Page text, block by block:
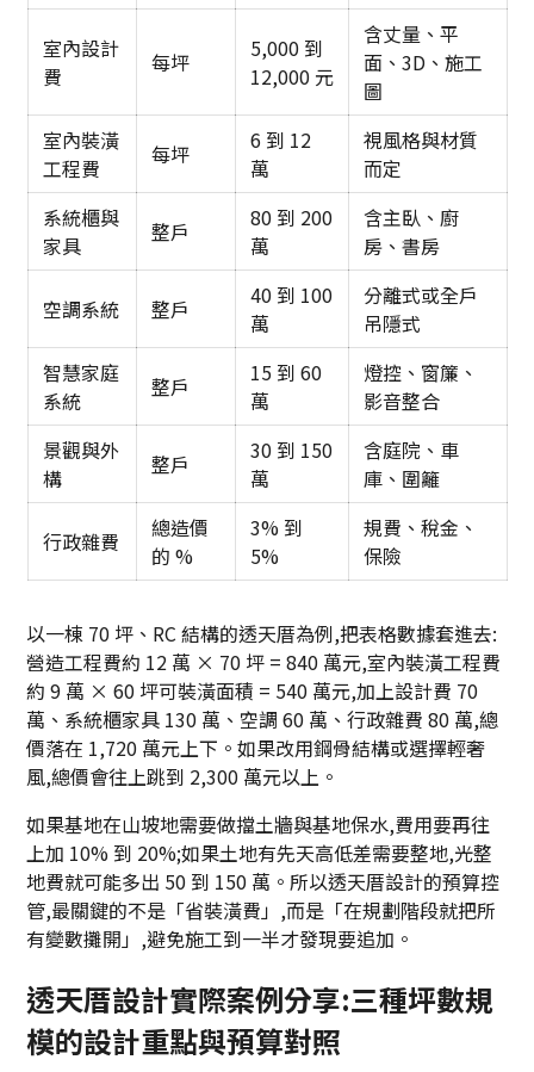
室內設計
費
每坪
5,000 到
12,000 元
含丈量、平
面、3D、施工
圖
室內裝潢
工程費
每坪
6 到 12
萬
視風格與材質
而定
系統櫃與
家具
整戶
80 到 200
萬
含主臥、廚
房、書房
空調系統 整戶
40 到 100
萬
分離式或全戶
吊隱式
智慧家庭
系統
整戶
15 到 60
萬
燈控、窗簾、
影音整合
景觀與外
構
整戶
30 到 150
萬
含庭院、車
庫、圍籬
行政雜費
總造價
的 %
3% 到
5%
規費、稅金、
保險
以一棟 70 坪、RC 結構的透天厝為例,把表格數據套進去:
營造工程費約 12 萬 × 70 坪 = 840 萬元,室內裝潢工程費
約 9 萬 × 60 坪可裝潢面積 = 540 萬元,加上設計費 70
萬、系統櫃家具 130 萬、空調 60 萬、行政雜費 80 萬,總
價落在 1,720 萬元上下。如果改用鋼骨結構或選擇輕奢
風,總價會往上跳到 2,300 萬元以上。
如果基地在山坡地需要做擋土牆與基地保水,費用要再往
上加 10% 到 20%;如果土地有先天高低差需要整地,光整
地費就可能多出 50 到 150 萬。所以透天厝設計的預算控
管,最關鍵的不是「省裝潢費」,而是「在規劃階段就把所
有變數攤開」,避免施工到一半才發現要追加。
透天厝設計實際案例分享:三種坪數規
模的設計重點與預算對照